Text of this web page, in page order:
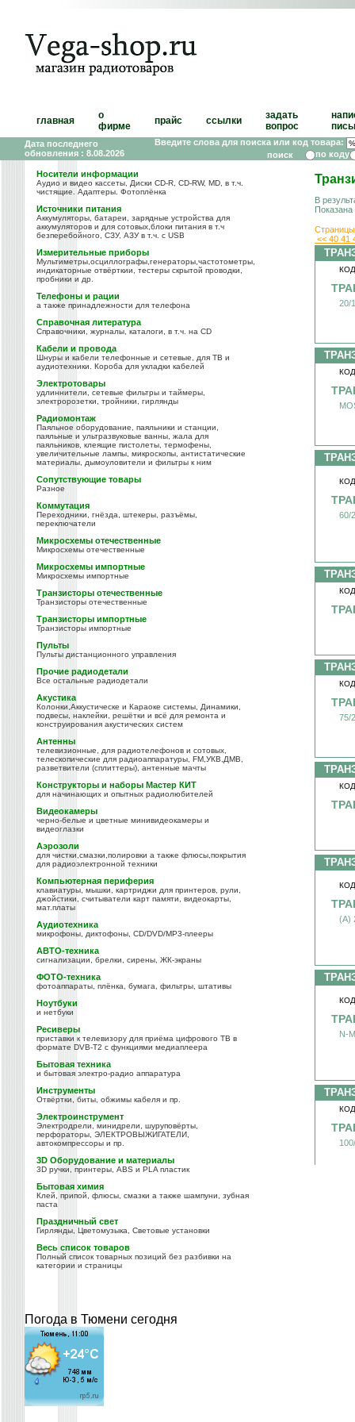
главная
о
фирме
прайс ссылки
задать
вопрос
Дата последнего
обновления : 8.08.2026
Введите слова для поиска или код товара:
по коду
Носители информации
Аудио и видео кассеты, Диски CD-R, CD-RW, MD, в т.ч.
чистящие. Адаптеры. Фотоплёнка
Источники питания
Аккумуляторы, батареи, зарядные устройства для
аккумуляторов и для сотовых,блоки питания в т.ч
безперебойного, СЗУ, АЗУ в т.ч. с USB
Измерительные приборы
Мультиметры,осциллографы,генераторы,частотометры,
индикаторные отвёрткии, тестеры скрытой проводки,
пробники и др.
Телефоны и рации
а также принадлежности для телефона
Справочная литература
Справочники, журналы, каталоги, в т.ч. на CD
Кабели и провода
Шнуры и кабели телефонные и сетевые, для ТВ и
аудиотехники. Короба для укладки кабелей
Электротовары
удлиннители, сетевые фильтры и таймеры,
электророзетки, тройники, гирлянды
Радиомонтаж
Паяльное оборудование, паяльники и станции,
паяльные и ультразвуковые ванны, жала для
паяльников, клеящие пистолеты, термофены,
увеличительные лампы, микроскопы, антистатические
материалы, дымоуловители и фильтры к ним
Сопутствующие товары
Разное
Коммутация
Переходники, гнёзда, штекеры, разъёмы,
переключатели
Микросхемы отечественные
Микросхемы отечественные
Микросхемы импортные
Микросхемы импортные
Транзисторы отечественные
Транзисторы отечественные
Транзисторы импортные
Транзисторы импортные
Пульты
Пульты дистанционного управления
Прочие радиодетали
Все остальные радиодетали
Акустика
Колонки,Аккустическе и Караоке системы, Динамики,
подвесы, наклейки, решётки и всё для ремонта и
конструирования акустических систем
Антенны
телевизионные, для радиотелефонов и сотовых,
телескопические для радиоаппаратуры, FM,УКВ,ДМВ,
разветвители (сплиттеры), антенные мачты
Конструкторы и наборы Мастер КИТ
для начинающих и опытных радиолюбителей
Видеокамеры
черно-белые и цветные минивидеокамеры и
видеоглазки
Аэрозоли
для чистки,смазки,полировки а также флюсы,покрытия
для радиоэлектронной техники
Компьютерная периферия
клавиатуры, мышки, картриджи для принтеров, рули,
джойстики, считыватели карт памяти, видеокарты,
мат.платы
Аудиотехника
микрофоны, диктофоны, CD/DVD/MP3-плееры
АВТО-техника
сигнализации, брелки, сирены, ЖК-экраны
ФОТО-техника
фотоаппараты, плёнка, бумага, фильтры, штативы
Ноутбуки
и нетбуки
Ресиверы
приставки к телевизору для приёма цифрового ТВ в
формате DVB-T2 с функциями медиаплеера
Бытовая техника
и бытовая электро-радио аппаратура
Инструменты
Отвёртки, биты, обжимы кабеля и пр.
Электроинструмент
Электродрели, минидрели, шуруповёрты,
перфораторы, ЭЛЕКТРОВЫЖИГАТЕЛИ,
автокомпрессоры и пр.
3D Оборудование и материалы
3D ручки, принтеры, ABS и PLA пластик
Бытовая химия
Клей, припой, флюсы, смазки а также шампуни, зубная
паста
Праздничный свет
Гирлянды, Цветомузыка, Световые установки
Весь список товаров
Полный список товарных позиций без разбивки на
категории и страницы
Погода в Тюмени сегодня
В
<< 40 41
20/
60/
75/
(A)
N-